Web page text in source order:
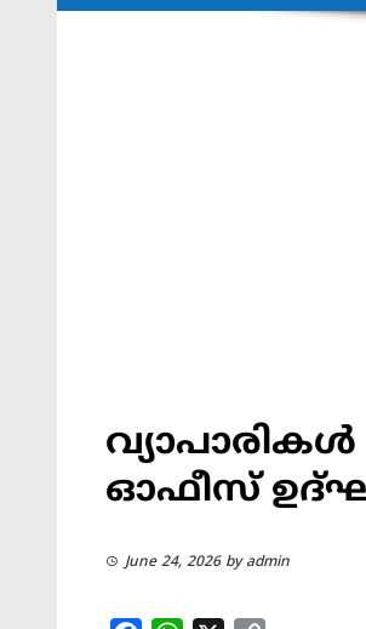
വ്യാപാരികൾ
ഓഫീസ്
June 24, 2026by admin